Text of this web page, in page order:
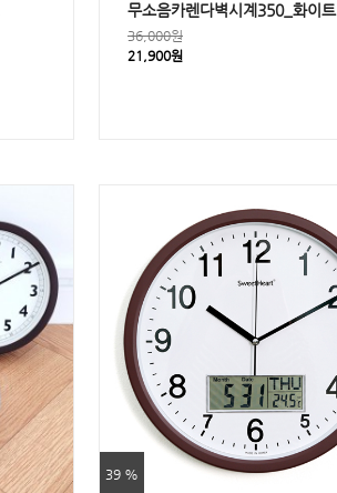
무소음카렌다벽시계350_화이트
36,000원
21,900원
39 %